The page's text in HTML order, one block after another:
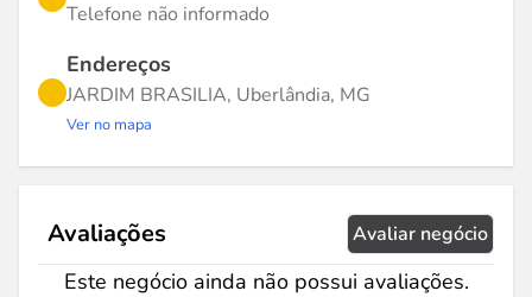
Telefone não informado
Endereços
JARDIM BRASILIA, Uberlândia, MG
Ver no mapa
Avaliações Avaliar negócio
Este negócio ainda não possui avaliações.